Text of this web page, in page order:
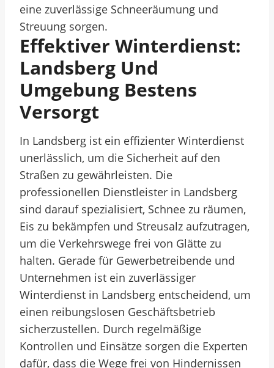
eine zuverlässige Schneeräumung und
Streuung sorgen.
Effektiver Winterdienst:
Landsberg Und
Umgebung Bestens
Versorgt
In Landsberg ist ein effizienter Winterdienst
unerlässlich, um die Sicherheit auf den
Straßen zu gewährleisten. Die
professionellen Dienstleister in Landsberg
sind darauf spezialisiert, Schnee zu räumen,
Eis zu bekämpfen und Streusalz aufzutragen,
um die Verkehrswege frei von Glätte zu
halten. Gerade für Gewerbetreibende und
Unternehmen ist ein zuverlässiger
Winterdienst in Landsberg entscheidend, um
einen reibungslosen Geschäftsbetrieb
sicherzustellen. Durch regelmäßige
Kontrollen und Einsätze sorgen die Experten
dafür, dass die Wege frei von Hindernissen